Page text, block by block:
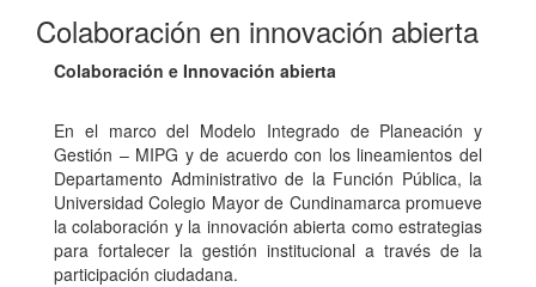
Colaboración en innovación abierta
Colaboración e Innovación abierta
En el marco del Modelo Integrado de Planeación y
Gestión – MIPG y de acuerdo con los lineamientos del
Departamento Administrativo de la Función Pública, la
Universidad Colegio Mayor de Cundinamarca promueve
la colaboración y la innovación abierta como estrategias
para fortalecer la gestión institucional a través de la
participación ciudadana.